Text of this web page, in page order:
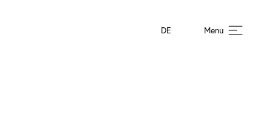
DE Menu